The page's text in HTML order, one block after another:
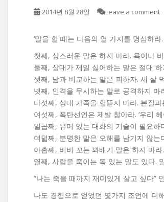
2014년 8월 28일 Leave a comment
‘말을 할 때는 다음의 열 가지를 명심하라.
첫째, 상스러운 말은 하지 마라. 욕이나
둘째, 상대가 제일 싫어하는 말은 절대
셋째, 남과 비교하는 말은 피하자. 세 살
넷째, 인격을 무시하는 말로 공격하지
다섯째, 상대 가족을 헐뜯지 마라. 본질
여섯째, 폭탄선언은 제발 참아라. ‘우리
일곱째, 유머 있는 대화의 기술이 필요
여덟째, 분명한 말은 오해를 남기지 않는
아홉째, 비비 꼬는 꽈배기 말은 하지 마
열째, 사람을 죽이는 독 있는 말도 있다.
“나는 죽을 때까지 재미있게 살고 싶다”
나도 경험으로 얻었던 몇가지 조언에 더